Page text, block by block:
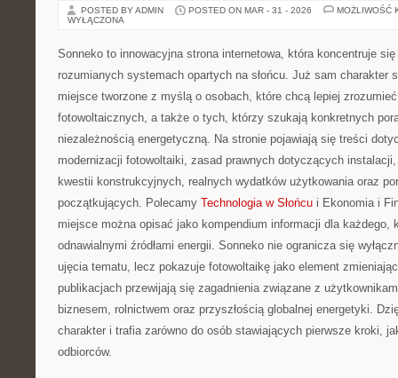
POSTED BY ADMIN POSTED ON MAR - 31 - 2026
MOŻLIWOŚĆ
WYŁĄCZONA
Sonneko to innowacyjna strona internetowa, która koncentruje
rozumianych systemach opartych na słońcu. Już sam charakter
miejsce tworzone z myślą o osobach, które chcą lepiej
fotowoltaicznych, a także o tych, którzy szukają konkretnych
niezależnością energetyczną. Na stronie pojawiają się treści
modernizacji fotowoltaiki, zasad prawnych dotyczących
kwestii konstrukcyjnych, realnych wydatków użytkowania oraz
początkujących. Polecamy Technologia w Słońcu i Ekonomia i
miejsce można opisać jako kompendium informacji dla każdego,
odnawialnymi źródłami energii. Sonneko nie ogranicza się
ujęcia tematu, lecz pokazuje fotowoltaikę jako element
publikacjach przewijają się zagadnienia związane z
biznesem, rolnictwem oraz przyszłością globalnej energetyki.
charakter i trafia zarówno do osób stawiających pierwsze kroki,
odbiorców.